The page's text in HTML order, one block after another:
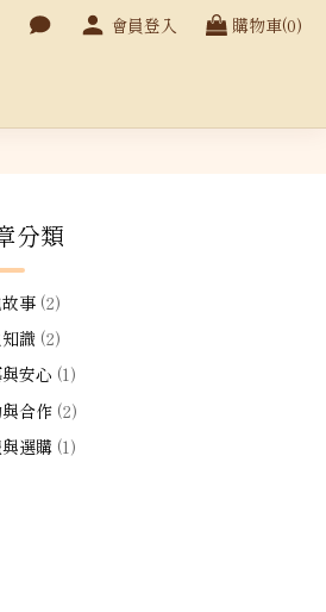
會員登入 購物車(0)
分類
事 (2)
識 (2)
安心 (1)
合作 (2)
選購 (1)